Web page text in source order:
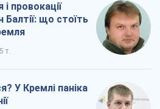
і провокації
Балтії: що стоїть
т.
У Кремлі паніка